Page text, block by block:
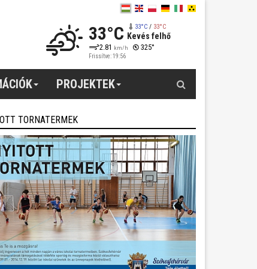
33°C 33°C/ 33°C
Kevés felhő
2.81 km/h 325°
Frissítve: 19:56
PROJEKTEK
TORNATERMEK